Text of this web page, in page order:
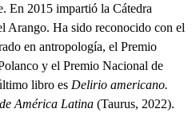
En 2015 impartió la Cátedra
Arango. Ha sido reconocido con el
en antropología, el Premio
y el Premio Nacional de
libro es Delirio americano.
América Latina (Taurus, 2022).